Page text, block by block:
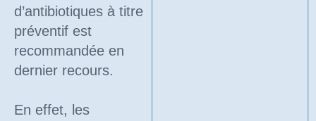
d’antibiotiques à titre
préventif est
recommandée en
dernier recours.
En effet, les